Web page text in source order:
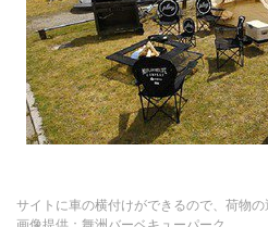
サイトに車の横付けができるので、荷物